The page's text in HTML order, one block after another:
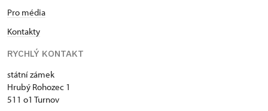
Pro média
Kontakty
RYCHLÝ KONTAKT
státní zámek
Hrubý Rohozec 1
511 o1 Turnov